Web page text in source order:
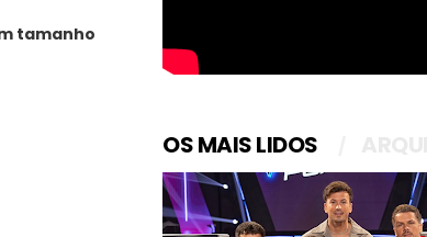
tamanho
OS MAIS LIDOS